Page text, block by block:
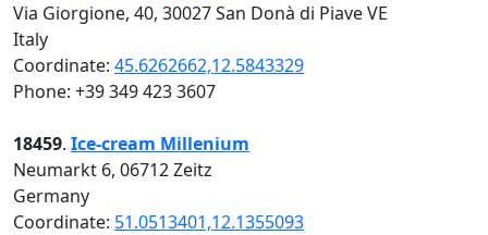
Via Giorgione, 40, 30027 San Donà di Piave VE
Italy
Coordinate: 45.6262662,12.5843329
Phone: +39 349 423 3607
18459. Ice-cream Millenium
Neumarkt 6, 06712 Zeitz
Germany
Coordinate: 51.0513401,12.1355093